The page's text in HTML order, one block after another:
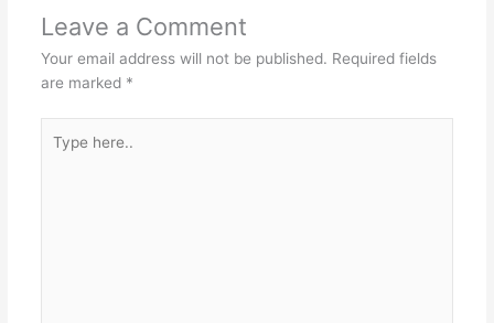
Leave a Comment
Your email address will not be published. Required fields
are marked *
here..